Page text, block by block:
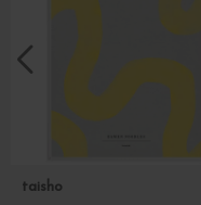
taisho